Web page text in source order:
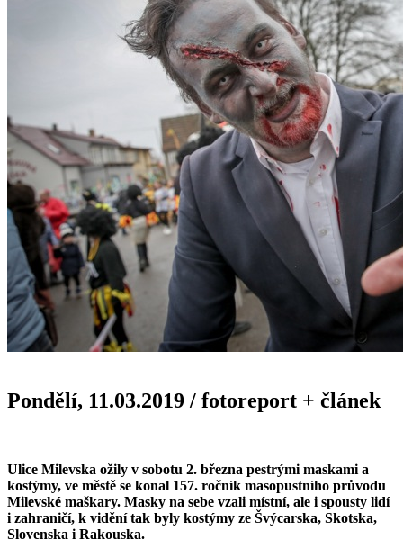
Pondělí, 11.03.2019 / fotoreport + článek
Ulice Milevska ožily v sobotu 2. března pestrými maskami a
kostýmy, ve městě se konal 157. ročník masopustního průvodu
Milevské maškary. Masky na sebe vzali místní, ale i spousty lidí
i zahraničí, k vidění tak byly kostýmy ze Švýcarska, Skotska,
Slovenska i Rakouska.